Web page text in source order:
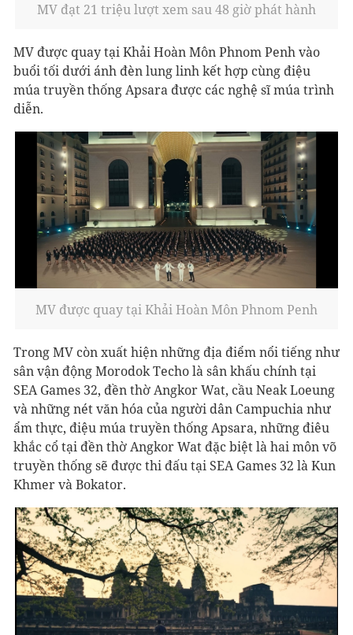
MV đạt 21 triệu lượt xem sau 48 giờ phát hành
MV được quay tại Khải Hoàn Môn Phnom Penh vào
buổi tối dưới ánh đèn lung linh kết hợp cùng điệu
múa truyền thống Apsara được các nghệ sĩ múa trình
diễn.
MV được quay tại Khải Hoàn Môn Phnom Penh
Trong MV còn xuất hiện những địa điểm nổi tiếng như
sân vận động Morodok Techo là sân khấu chính tại
SEA Games 32, đền thờ Angkor Wat, cầu Neak Loeung
và những nét văn hóa của người dân Campuchia như
ẩm thực, điệu múa truyền thống Apsara, những điêu
khắc cổ tại đền thờ Angkor Wat đặc biệt là hai môn võ
truyền thống sẽ được thi đấu tại SEA Games 32 là Kun
Khmer và Bokator.